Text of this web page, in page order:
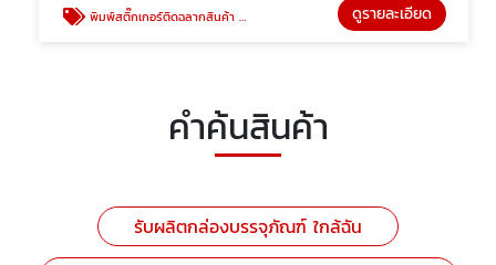
พิมพ์สติ๊กเกอร์ติดฉลากสินค้า พระราม2 ดูรายละเอียด
คำค้นสินค้า
รับผลิตกล่องบรรจุภัณฑ์ ใกล้ฉัน